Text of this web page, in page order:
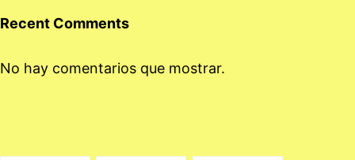
Recent Comments
No hay comentarios que mostrar.